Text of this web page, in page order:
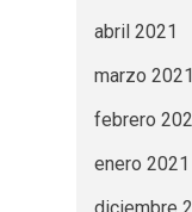
abril 2021
marzo 2021
febrero
enero 2021